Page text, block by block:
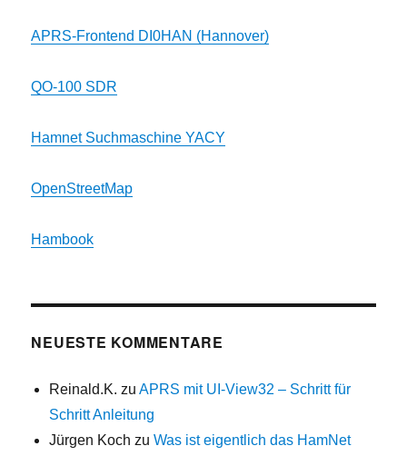
APRS-Frontend DI0HAN (Hannover)
QO-100 SDR
Hamnet Suchmaschine YACY
OpenStreetMap
Hambook
NEUESTE KOMMENTARE
Reinald.K. zuAPRS mit UI-View32 – Schritt für
Schritt Anleitung
Jürgen Koch zuWas ist eigentlich das HamNet